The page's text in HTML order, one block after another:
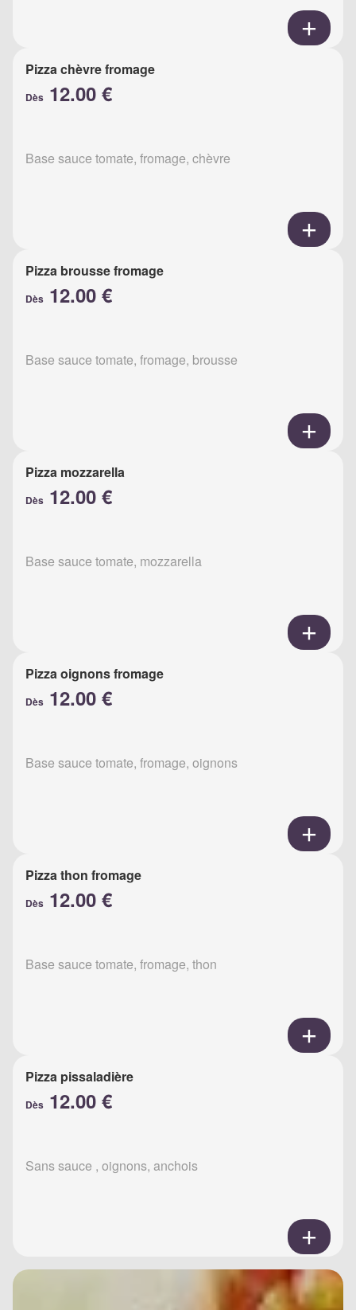
Pizza chèvre fromage
Dès 12.00 €
Base sauce tomate, fromage, chèvre
Pizza brousse fromage
Dès 12.00 €
Base sauce tomate, fromage, brousse
Pizza mozzarella
Dès 12.00 €
Base sauce tomate, mozzarella
Pizza oignons fromage
Dès 12.00 €
Base sauce tomate, fromage, oignons
Pizza thon fromage
Dès 12.00 €
Base sauce tomate, fromage, thon
Pizza pissaladière
Dès 12.00 €
Sans sauce , oignons, anchois